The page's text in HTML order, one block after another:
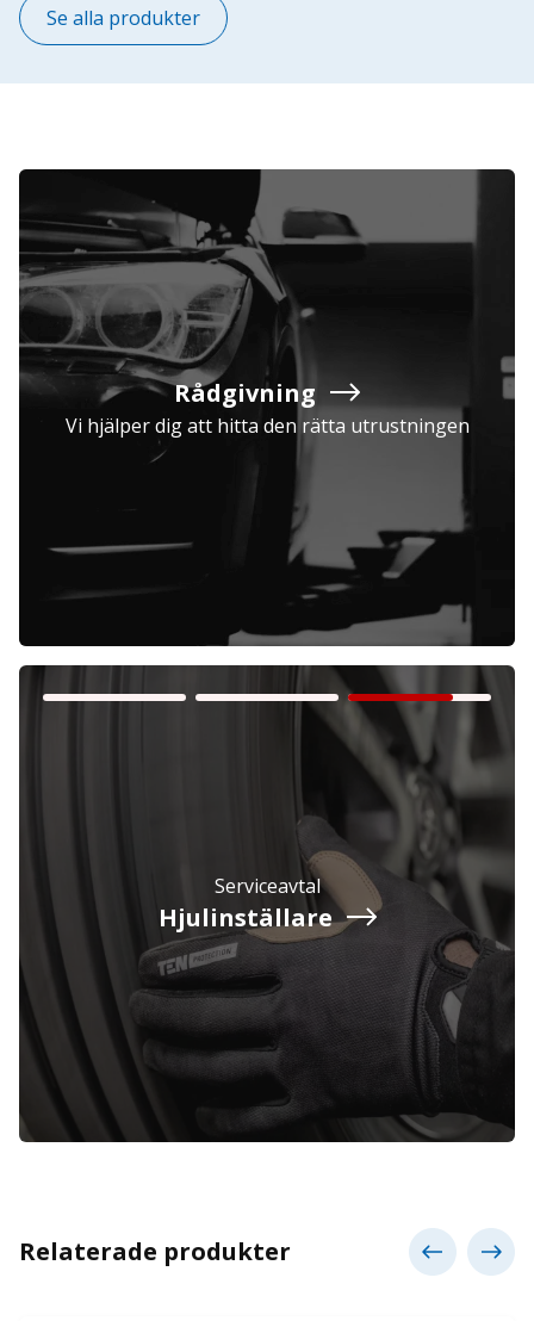
Exkl. moms
Privatperson
Se alla produkter
Rådgivning
Vi hjälper dig att hitta den rätta utrustningen
Serviceavtal
Hjulinställare
Relaterade produkter